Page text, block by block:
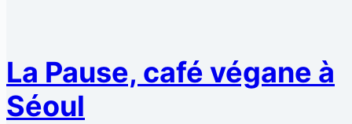
La Pause, café végane à
Séoul